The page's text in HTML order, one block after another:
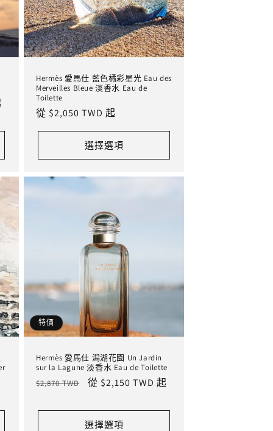
Hermès 愛馬仕 藍色橘彩星光 Eau des
Merveilles Bleue 淡香水 Eau de
Toilette
定
從 $2,050 TWD 起
選擇選項
特價
Hermès 愛馬仕 潟湖花園 Un Jardin
sur la Lagune 淡香水 Eau de Toilette
定
$2,870 TWD
售
從 $2,150 TWD 起
選擇選項